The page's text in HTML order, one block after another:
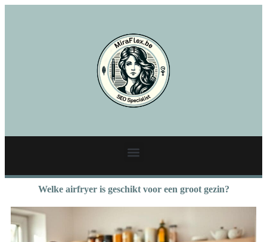
Welke airfryer is geschikt voor een groot gezin?